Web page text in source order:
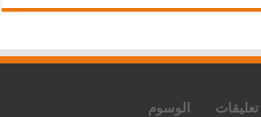
تعليقات الوسوم